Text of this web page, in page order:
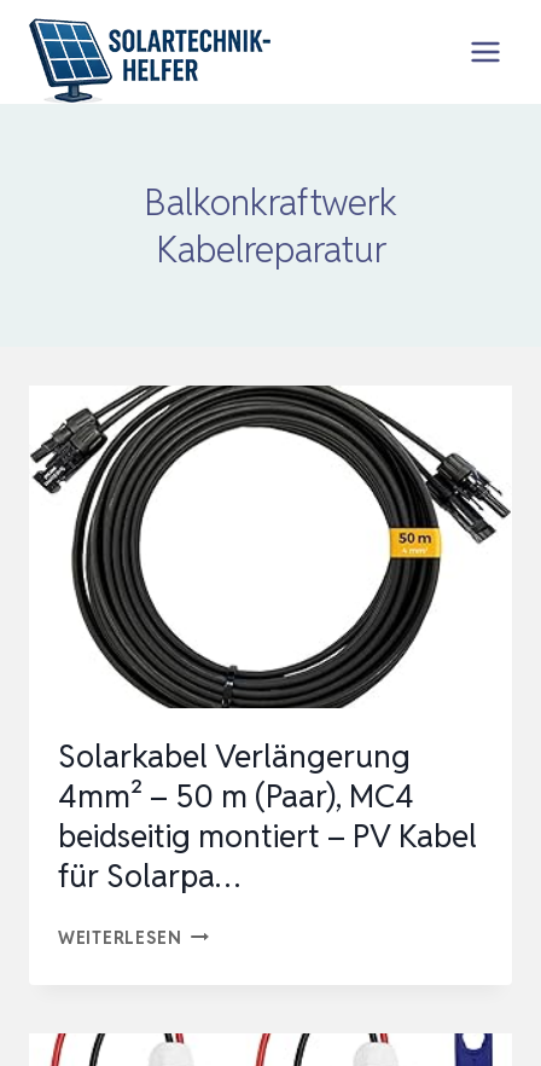
Zum
Inhalt
springen
Balkonkraftwerk
Kabelreparatur
Solarkabel Verlängerung
4mm² – 50 m (Paar), MC4
beidseitig montiert – PV Kabel
für Solarpa…
WEITERLESEN SOLARKABEL
–